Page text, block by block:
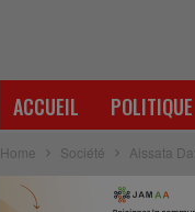
ACCUEIL POLITIQUE
Home Société Aissata